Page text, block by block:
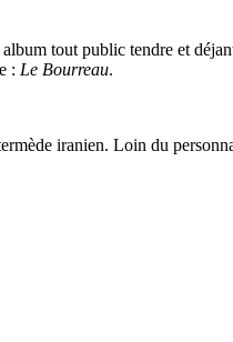
tout public tendre et
: Le Bourreau.
iranien. Loin du